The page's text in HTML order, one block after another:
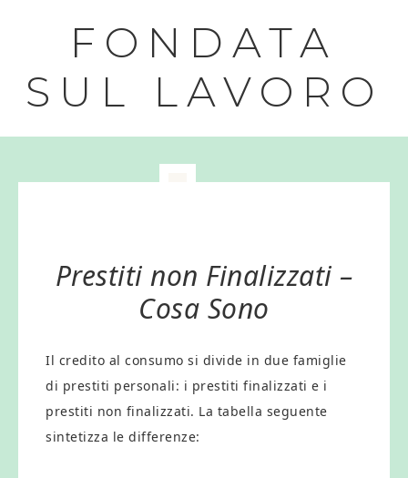
FONDATA
SUL LAVORO
Prestiti non Finalizzati –
Cosa Sono
Il credito al consumo si divide in due famiglie
di prestiti personali: i prestiti finalizzati e i
prestiti non finalizzati. La tabella seguente
sintetizza le differenze: